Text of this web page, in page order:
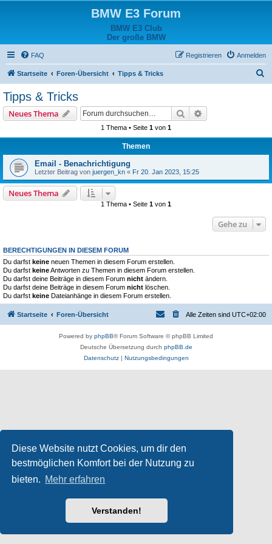
Diese Website nutzt Cookies, um dir den
bestmöglichen Komfort bei der Nutzung zu
bieten. Mehr erfahren
Verstanden!
BMW E3 Forum
BMW E3 Club
Der große BMW
FAQ Anmelden
Registrieren
Startseite Foren-Übersicht Tipps & Tricks
Tipps & Tricks
Neues Thema Suche
1 Thema • Seite 1 von 1
Themen
Email - Benachrichtigung
Letzter Beitrag von juergen_kn « Fr 20. Jan 2023, 15:25
Neues Thema
1 Thema • Seite 1 von 1
Gehe zu
BERECHTIGUNGEN IN DIESEM FORUM
Du darfst keine neuen Themen in diesem Forum erstellen.
Du darfst keineAntworten zu Themen in diesem Forum erstellen.
Du darfst deine Beiträge in diesem Forum nicht ändern.
Du darfst deine Beiträge in diesem Forum nicht löschen.
Du darfst keine Dateianhänge in diesem Forum erstellen.
Startseite Foren-Übersicht Alle Zeiten sind UTC+02:00
Powered by phpBB® Forum Software © phpBB Limited
Deutsche Übersetzung durch phpBB.de
Datenschutz| Nutzungsbedingungen